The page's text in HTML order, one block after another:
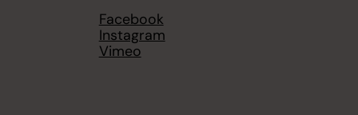
Facebook
Instagram
Vimeo